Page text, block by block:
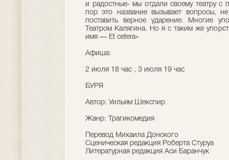
и радостные- мы отдали своему театру
пор это название вызывает вопросы,
поставить верное ударение. Многие
Театром Калягина. Но я с таким же
имя — Еt cetera»
Афиша:
2 июля 18 час , 3 июля 19 час
БУРЯ
Автор: Уильям Шекспир
Жанр: Трагикомедия
Перевод Михаила Донского
Сценическая редакция Роберта Стуруа
Литературная редакция Аси Баранчук